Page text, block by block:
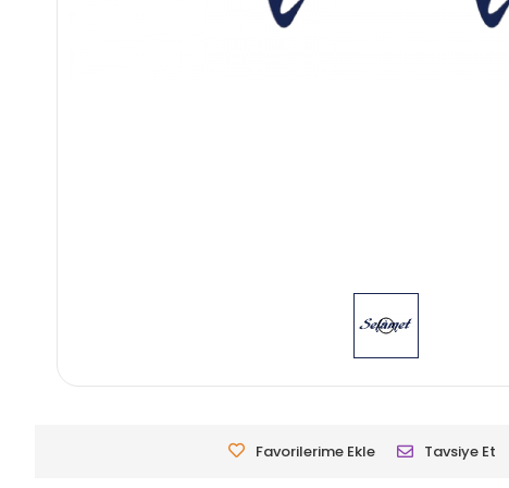
Favorilerime Ekle Tavsiye Et